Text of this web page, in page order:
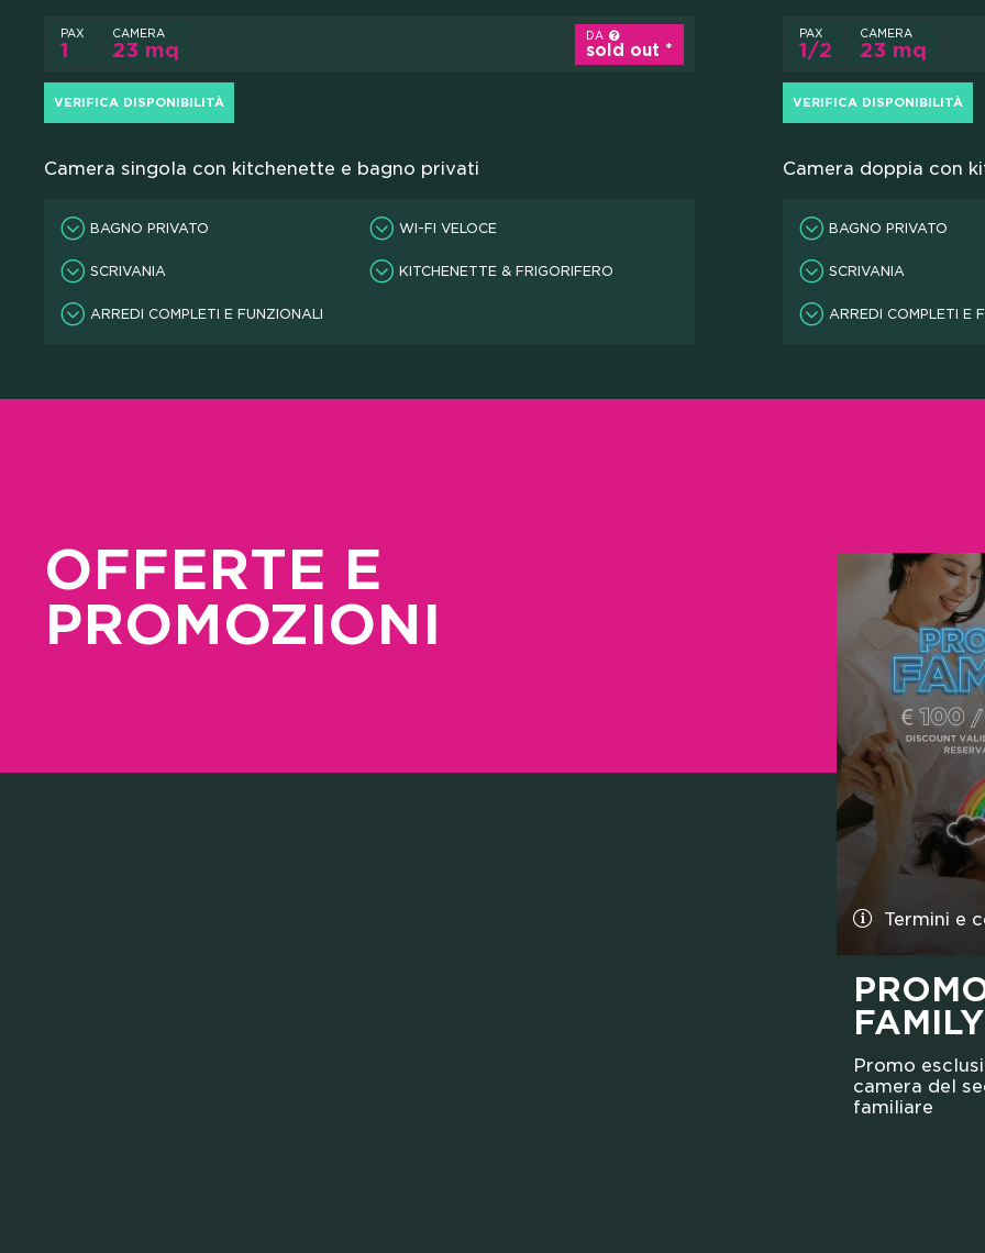
VERIFICA DISPONIBILITÀ
Camera singola con kitchenette e bagno privati
BAGNO PRIVATO WI-FI VELOCE
SCRIVANIA KITCHENETTE & FRIGORIFERO
ARREDI COMPLETI E FUNZIONALI
PAX
1
CAMERA
23 mq
DA
sold out
VERIFICA DISPONIBILITÀ
Camera doppia con
BAGNO PRIVATO
SCRIVANIA
ARREDI COMPLETI E
PAX
1/2
CAMERA
23 mq
OFFERTE E
PROMOZIONI
Termini e
FAMILY
Promo
camera del
familiare